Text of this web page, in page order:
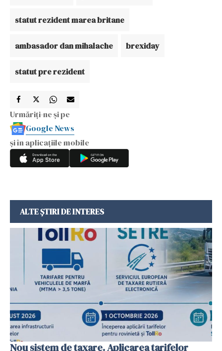
statut rezident marea britane
ambasador dan mihalache brexiday
statut pre rezident
Urmăriți-ne și pe
Google News
și în aplicațiile mobile
ALTE ȘTIRI DE INTERES
Nou sistem de taxare. Aplicarea tarifelor